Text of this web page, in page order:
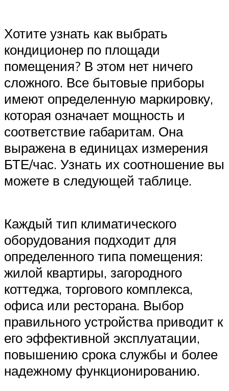
Хотите узнать как выбрать
кондиционер по площади
помещения? В этом нет ничего
сложного. Все бытовые приборы
имеют определенную маркировку,
которая означает мощность и
соответствие габаритам. Она
выражена в единицах измерения
БТЕ/час. Узнать их соотношение вы
можете в следующей таблице.
Каждый тип климатического
оборудования подходит для
определенного типа помещения:
жилой квартиры, загородного
коттеджа, торгового комплекса,
офиса или ресторана. Выбор
правильного устройства приводит к
его эффективной эксплуатации,
повышению срока службы и более
надежному функционированию.